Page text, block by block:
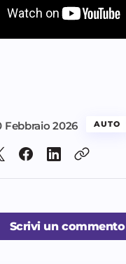
Febbraio 2026 AUTO
Scrivi un commento